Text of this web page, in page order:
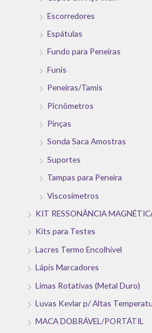
Escorredores
Espátulas
Fundo para Peneiras
Funis
Peneiras/Tamis
Picnômetros
Pinças
Sonda Saca Amostras
Suportes
Tampas para Peneira
Viscosímetros
KIT RESSONÂNCIA
Kits para Testes
Lacres Termo Encolhível
Lápis Marcadores
Limas Rotativas (Metal Duro)
Luvas Kevlar p/ Altas
MACA DOBRÁVEL/PORTÁTIL